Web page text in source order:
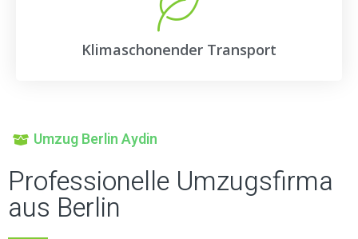
Klimaschonender Transport
Umzug Berlin Aydin
Professionelle Umzugsfirma
aus Berlin